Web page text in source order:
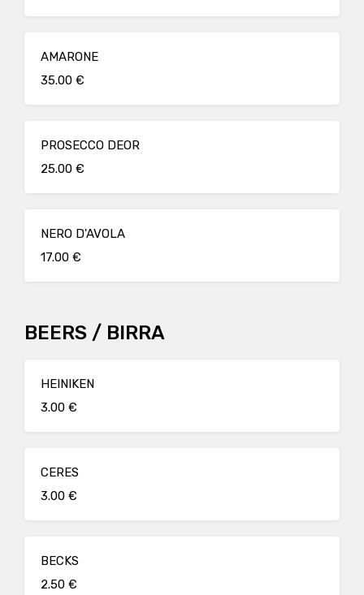
AMARONE
35.00 €
PROSECCO DEOR
25.00 €
NERO D'AVOLA
17.00 €
BEERS / BIRRA
HEINIKEN
3.00 €
CERES
3.00 €
BECKS
2.50 €